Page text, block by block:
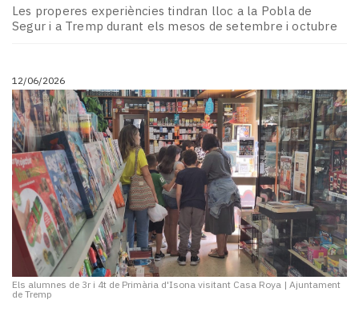
Les properes experiències tindran lloc a la Pobla de
Segur i a Tremp durant els mesos de setembre i octubre
12/06/2026
Els alumnes de 3r i 4t de Primària d'Isona visitant Casa Roya | Ajuntament
de Tremp